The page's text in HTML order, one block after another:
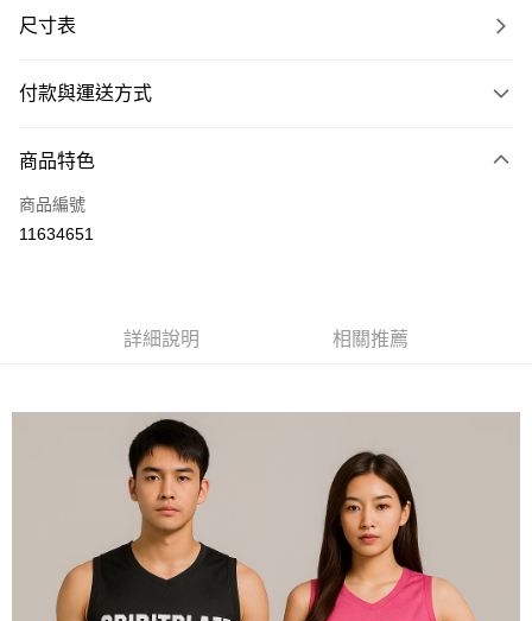
尺寸表
付款與運送方式
信用卡一次付款
運送方式
商品特色
商品編號
11634651
詳細說明 相關推薦